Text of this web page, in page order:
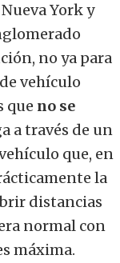
York y
no ya para
vehículo
que no se
a través de un
que, en
la
distancias
normal con
máxima.